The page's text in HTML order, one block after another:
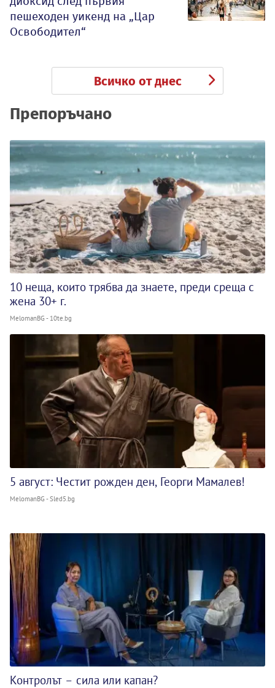
пешеходен уикенд на „Цар
Освободител“
Всичко от днес
Препоръчано
10 неща, които трябва да знаете, преди среща с
жена 30+ г.
MelomanBG - 10te.bg
5 август: Честит рожден ден, Георги Мамалев!
MelomanBG - Sled5.bg
Контролът – сила или капан?